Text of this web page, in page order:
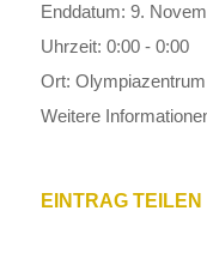
Enddatum: 9.
Uhrzeit: 0:00 - 0:00
Ort:
Weitere
EINTRAG TEILEN